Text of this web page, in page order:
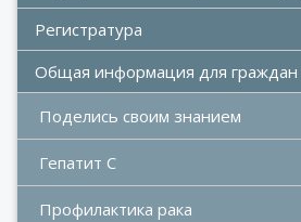
Регистратура
Общая информация для граждан
Поделись своим знанием
Гепатит С
Профилактика рака